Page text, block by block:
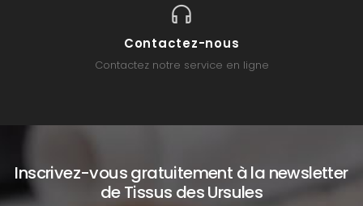
Contactez-nous
Contactez notre service en ligne
Inscrivez-vous gratuitement à la newsletter
de Tissus des Ursules